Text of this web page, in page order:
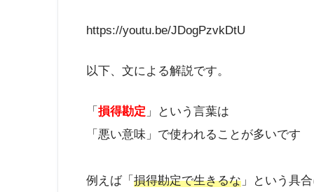
https://youtu.be/JDogPzvkDtU
以下、文による解説です。
「 損得勘定 」という言葉は
「悪い意味」で使われることが多いです
例えば「 損得勘定で生きるな 」という具